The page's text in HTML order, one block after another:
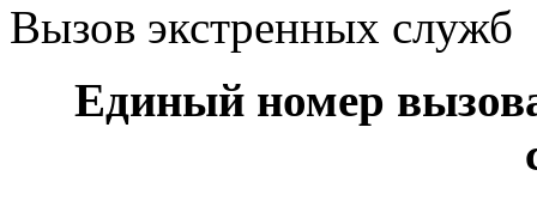
Вызов экстренных служб
Единый номер